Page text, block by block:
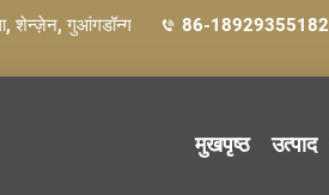
शेन्ज़ेन, गुआंगडॉन्ग
86-18929355182
मुखपृष्ठ उत्पाद